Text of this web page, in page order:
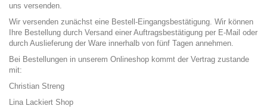
uns versenden.
Wir versenden zunächst eine Bestell-Eingangsbestätigung. Wir können
Ihre Bestellung durch Versand einer Auftragsbestätigung per E-Mail oder
durch Auslieferung der Ware innerhalb von fünf Tagen annehmen.
Bei Bestellungen in unserem Onlineshop kommt der Vertrag zustande
mit:
Christian Streng
Lina Lackiert Shop